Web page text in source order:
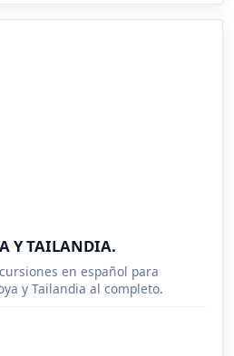
Y TAILANDIA.
en español para
y Tailandia al completo.